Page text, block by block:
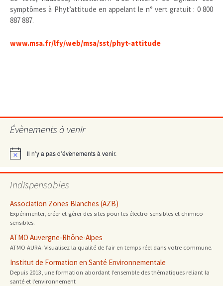
symptômes à Phyt’attitude en appelant le n° vert gratuit : 0 800
887 887.
www.msa.fr/lfy/web/msa/sst/phyt-attitude
Évènements à venir
Notice Il n’y a pas d’évènements à venir.
Indispensables
Association Zones Blanches (AZB)
Expérimenter, créer et gérer des sites pour les électro-sensibles et chimico-
sensibles.
ATMO Auvergne-Rhône-Alpes
ATMO AURA: Visualisez la qualité de l’air en temps réel dans votre commune.
Institut de Formation en Santé Environnementale
Depuis 2013, une formation abordant l’ensemble des thématiques reliant la
santé et l’environnement